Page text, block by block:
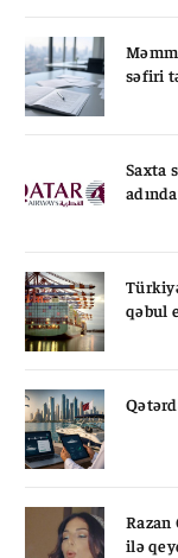
səfiri
Saxta
qəbul
Razan
ilə